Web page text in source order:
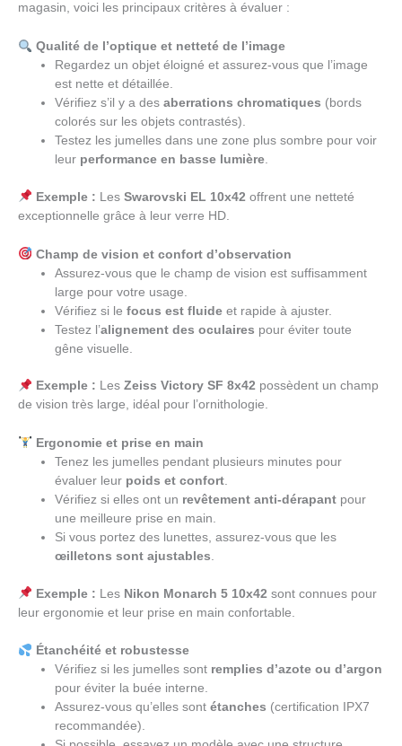
magasin, voici les principaux critères à évaluer :
Qualité de l’optique et netteté de l’image
Regardez un objet éloigné et assurez-vous que l’image
est nette et détaillée.
Vérifiez s’il y a desaberrations chromatiques (bords
colorés sur les objets contrastés).
Testez les jumelles dans une zone plus sombre pour voir
leur performance en basse lumière.
Exemple : Les Swarovski EL 10x42 offrent une netteté
exceptionnelle grâce à leur verre HD.
Champ de vision et confort d’observation
Assurez-vous que le champ de vision est suffisamment
large pour votre usage.
Vérifiez si lefocus est fluide et rapide à ajuster.
Testez l’alignement des oculaires pour éviter toute
gêne visuelle.
Exemple : Les Zeiss Victory SF 8x42possèdent un champ
de vision très large, idéal pour l’ornithologie.
Ergonomie et prise en main
Tenez les jumelles pendant plusieurs minutes pour
évaluer leur poids et confort.
Vérifiez si elles ont un revêtement anti-dérapant pour
une meilleure prise en main.
Si vous portez des lunettes, assurez-vous que les
œilletons sont ajustables.
Exemple : Les Nikon Monarch 5 10x42 sont connues pour
leur ergonomie et leur prise en main confortable.
Étanchéité et robustesse
Vérifiez si les jumelles sont remplies d’azote ou d’argon
pour éviter la buée interne.
Assurez-vous qu’elles sontétanches (certification IPX7
recommandée).